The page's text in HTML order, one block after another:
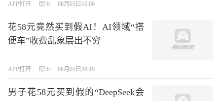
APP打开 0 08月05日16:06
花58元竟然买到假AI！AI领域“搭
便车”收费乱象层出不穷
APP打开 0 08月05日20:19
男子花58元买到假的“DeepSeek会